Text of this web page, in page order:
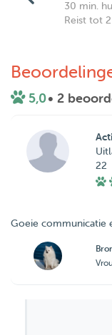
30 min.
Reist tot
5,0• 2
22
Goeie communicatie